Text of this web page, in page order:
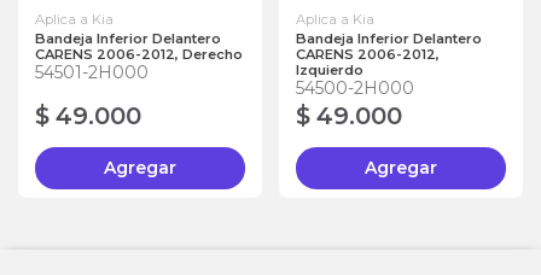
Aplica a Kia
Bandeja Inferior Delantero
CARENS 2006-2012, Derecho
54501-2H000
$ 49.000
Agregar
Aplica a Kia
Bandeja Inferior Delantero
CARENS 2006-2012,
Izquierdo
54500-2H000
$ 49.000
Agregar